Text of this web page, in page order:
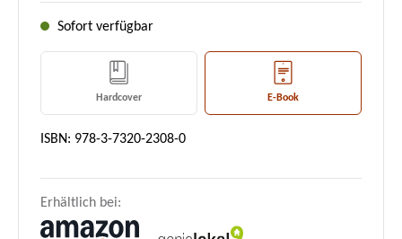
Sofort verfügbar
Hardcover E-Book
ISBN: 978-3-7320-2308-0
Erhältlich bei: